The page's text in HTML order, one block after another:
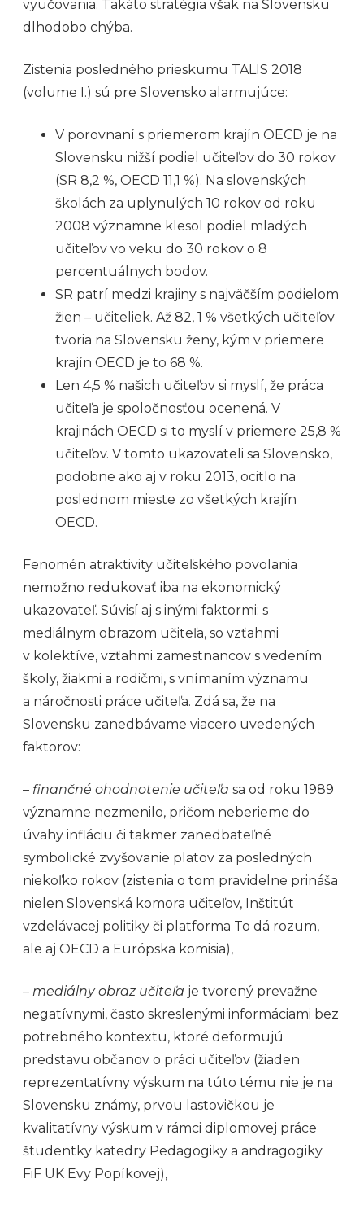
vyučovania. Takáto stratégia však na Slovensku
dlhodobo chýba.
Zistenia posledného prieskumu TALIS 2018
(volume I.) sú pre Slovensko alarmujúce:
V porovnaní s priemerom krajín OECD je na
Slovensku nižší podiel učiteľov do 30 rokov
(SR 8,2 %, OECD 11,1 %). Na slovenských
školách za uplynulých 10 rokov od roku
2008 významne klesol podiel mladých
učiteľov vo veku do 30 rokov o 8
percentuálnych bodov.
SR patrí medzi krajiny s najväčším podielom
žien – učiteliek. Až 82, 1 % všetkých učiteľov
tvoria na Slovensku ženy, kým v priemere
krajín OECD je to 68 %.
Len 4,5 % našich učiteľov si myslí, že práca
učiteľa je spoločnosťou ocenená. V
krajinách OECD si to myslí v priemere 25,8 %
učiteľov. V tomto ukazovateli sa Slovensko,
podobne ako aj v roku 2013, ocitlo na
poslednom mieste zo všetkých krajín
OECD.
Fenomén atraktivity učiteľského povolania
nemožno redukovať iba na ekonomický
ukazovateľ. Súvisí aj s inými faktormi: s
mediálnym obrazom učiteľa, so vzťahmi
v kolektíve, vzťahmi zamestnancov s vedením
školy, žiakmi a rodičmi, s vnímaním významu
a náročnosti práce učiteľa. Zdá sa, že na
Slovensku zanedbávame viacero uvedených
faktorov:
– finančné ohodnotenie učiteľa sa od roku 1989
významne nezmenilo, pričom neberieme do
úvahy infláciu či takmer zanedbateľné
symbolické zvyšovanie platov za posledných
niekoľko rokov (zistenia o tom pravidelne prináša
nielen Slovenská komora učiteľov, Inštitút
vzdelávacej politiky či platforma To dá rozum,
ale aj OECD a Európska komisia),
– mediálny obraz učiteľa je tvorený prevažne
negatívnymi, často skreslenými informáciami bez
potrebného kontextu, ktoré deformujú
predstavu občanov o práci učiteľov (žiaden
reprezentatívny výskum na túto tému nie je na
Slovensku známy, prvou lastovičkou je
kvalitatívny výskum v rámci diplomovej práce
študentky katedry Pedagogiky a andragogiky
FiF UK Evy Popíkovej),